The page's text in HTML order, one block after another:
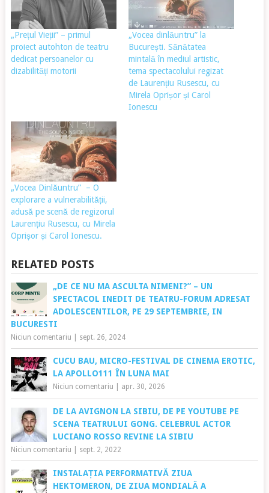
„Prețul Vieții” – primul
proiect autohton de teatru
dedicat persoanelor cu
dizabilități motorii
„Vocea dinlăuntru” la
București. Sănătatea
mintală în mediul artistic,
tema spectacolului regizat
de Laurențiu Rusescu, cu
Mirela Oprișor și Carol
Ionescu
„Vocea Dinlăuntru” – O
explorare a vulnerabilității,
adusă pe scenă de regizorul
Laurențiu Rusescu, cu Mirela
Oprișor și Carol Ionescu.
RELATED POSTS
„DE CE NU MA ASCULTA NIMENI?” – UN
SPECTACOL INEDIT DE TEATRU-FORUM ADRESAT
ADOLESCENTILOR, PE 29 SEPTEMBRIE, IN
BUCURESTI
Niciun comentariu sept. 26, 2024
CUCU BAU, MICRO-FESTIVAL DE CINEMA EROTIC,
LA APOLLO111 ÎN LUNA MAI
Niciun comentariu apr. 30, 2026
DE LA AVIGNON LA SIBIU, DE PE YOUTUBE PE
SCENA TEATRULUI GONG. CELEBRUL ACTOR
LUCIANO ROSSO REVINE LA SIBIU
Niciun comentariu sept. 2, 2022
INSTALAȚIA PERFORMATIVĂ ZIUA
HEKTOMERON, DE ZIUA MONDIALĂ A